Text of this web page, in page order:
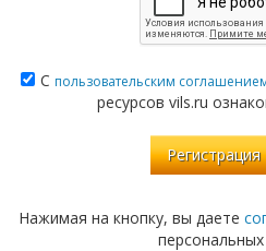
С пользовательским
ресурсов vils.ru
Нажимая на кнопку, вы даете